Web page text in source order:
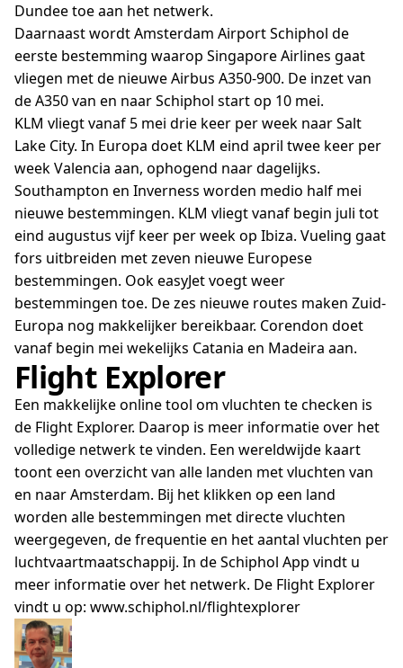
Dundee toe aan het netwerk.
Daarnaast wordt Amsterdam Airport Schiphol de
eerste bestemming waarop Singapore Airlines gaat
vliegen met de nieuwe Airbus A350-900. De inzet van
de A350 van en naar Schiphol start op 10 mei.
KLM vliegt vanaf 5 mei drie keer per week naar Salt
Lake City. In Europa doet KLM eind april twee keer per
week Valencia aan, ophogend naar dagelijks.
Southampton en Inverness worden medio half mei
nieuwe bestemmingen. KLM vliegt vanaf begin juli tot
eind augustus vijf keer per week op Ibiza. Vueling gaat
fors uitbreiden met zeven nieuwe Europese
bestemmingen. Ook easyJet voegt weer
bestemmingen toe. De zes nieuwe routes maken Zuid-
Europa nog makkelijker bereikbaar. Corendon doet
vanaf begin mei wekelijks Catania en Madeira aan.
Flight Explorer
Een makkelijke online tool om vluchten te checken is
de Flight Explorer. Daarop is meer informatie over het
volledige netwerk te vinden. Een wereldwijde kaart
toont een overzicht van alle landen met vluchten van
en naar Amsterdam. Bij het klikken op een land
worden alle bestemmingen met directe vluchten
weergegeven, de frequentie en het aantal vluchten per
luchtvaartmaatschappij. In de Schiphol App vindt u
meer informatie over het netwerk. De Flight Explorer
vindt u op: www.schiphol.nl/flightexplorer